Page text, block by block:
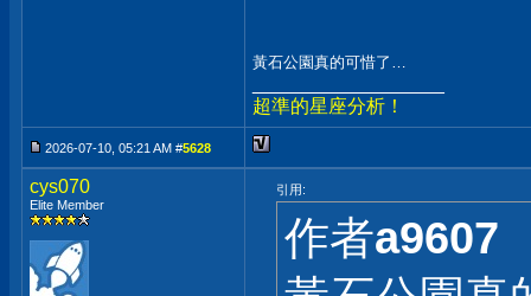
黃石公園真的可惜了…
超準的星座分析！
2026-07-10, 05:21 AM #5628
cys070
Elite Member
引用:
作者a9607